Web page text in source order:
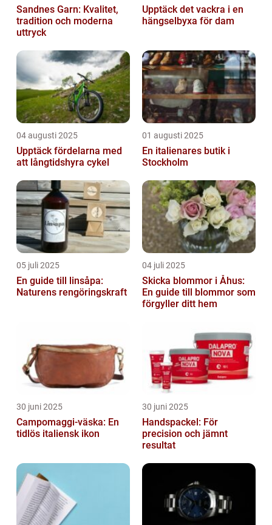
Sandnes Garn: Kvalitet,
tradition och moderna
uttryck
Upptäck det vackra i en
hängselbyxa för dam
04 augusti 2025
Upptäck fördelarna med
att långtidshyra cykel
01 augusti 2025
En italienares butik i
Stockholm
05 juli 2025
En guide till linsåpa:
Naturens rengöringskraft
04 juli 2025
Skicka blommor i Åhus:
En guide till blommor som
förgyller ditt hem
30 juni 2025
Campomaggi-väska: En
tidlös italiensk ikon
30 juni 2025
Handspackel: För
precision och jämnt
resultat